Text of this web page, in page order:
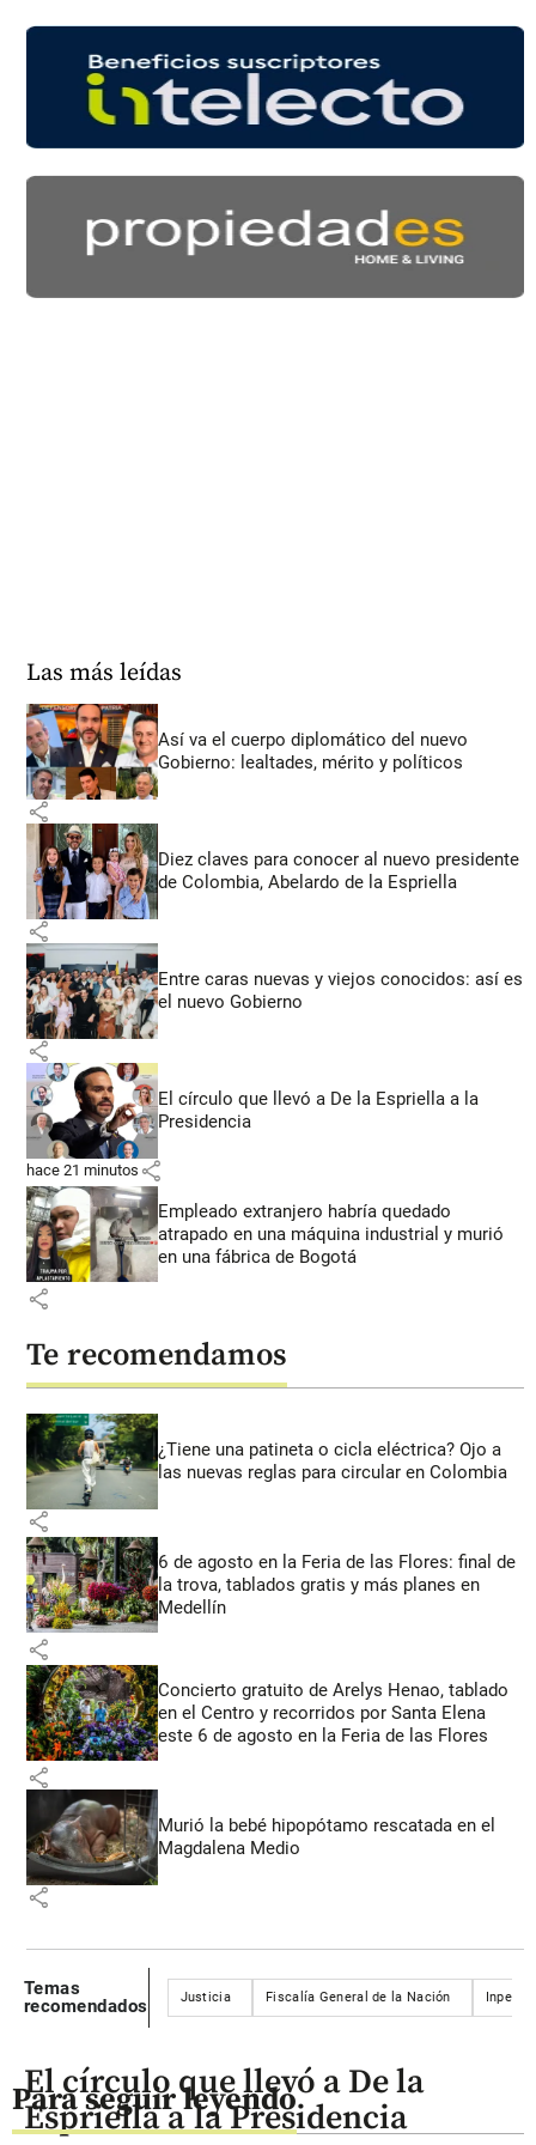
Las más leídas
Así va el cuerpo diplomático del nuevo
Gobierno: lealtades, mérito y políticos
share
Diez claves para conocer al nuevo presidente
de Colombia, Abelardo de la Espriella
share
Entre caras nuevas y viejos conocidos: así es
el nuevo Gobierno
share
El círculo que llevó a De la Espriella a la
Presidencia
hace 21 minutos share
Empleado extranjero habría quedado
atrapado en una máquina industrial y murió
en una fábrica de Bogotá
share
Te recomendamos
¿Tiene una patineta o cicla eléctrica? Ojo a
las nuevas reglas para circular en Colombia
share
6 de agosto en la Feria de las Flores: final de
la trova, tablados gratis y más planes en
Medellín
share
Concierto gratuito de Arelys Henao, tablado
en el Centro y recorridos por Santa Elena
este 6 de agosto en la Feria de las Flores
share
Murió la bebé hipopótamo rescatada en el
Magdalena Medio
share
Temas
recomendados
Justicia Fiscalía General de la Nación Inpec
Para seguir leyendo
El círculo que llevó a De la
Espriella a la Presidencia